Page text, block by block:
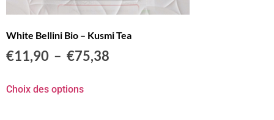
White Bellini Bio – Kusmi Tea
€11,90 – €75,38
Choix des options